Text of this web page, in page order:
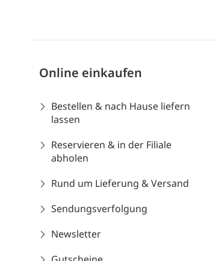
Online einkaufen
Bestellen & nach Hause liefern
lassen
Reservieren & in der Filiale
abholen
Rund um Lieferung & Versand
Sendungsverfolgung
Newsletter